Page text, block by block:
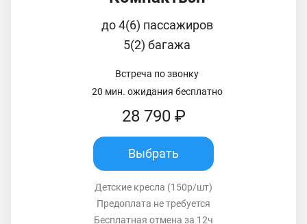
до 4(6) пассажиров
5(2) багажа
Встреча по звонку
20 мин. ожидания бесплатно
28 790 ₽
Выбрать
Детские кресла (150р/шт)
Предоплата не требуется
Бесплатная отмена за 12ч